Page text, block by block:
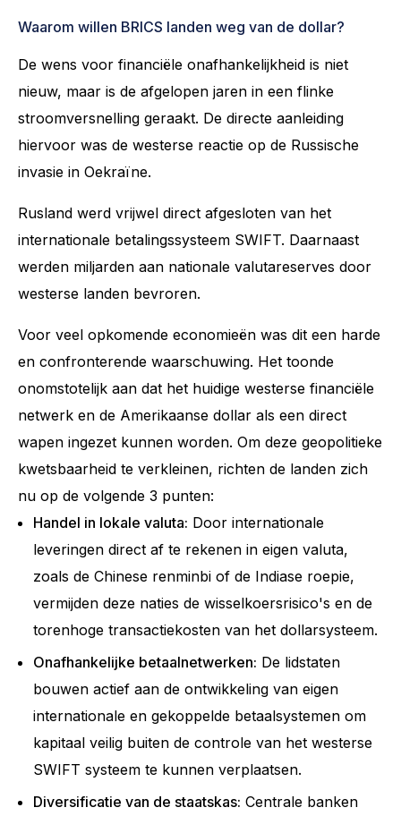
Waarom willen BRICS landen weg van de dollar?
De wens voor financiële onafhankelijkheid is niet
nieuw, maar is de afgelopen jaren in een flinke
stroomversnelling geraakt. De directe aanleiding
hiervoor was de westerse reactie op de Russische
invasie in Oekraïne.
Rusland werd vrijwel direct afgesloten van het
internationale betalingssysteem SWIFT. Daarnaast
werden miljarden aan nationale valutareserves door
westerse landen bevroren.
Voor veel opkomende economieën was dit een harde
en confronterende waarschuwing. Het toonde
onomstotelijk aan dat het huidige westerse financiële
netwerk en de Amerikaanse dollar als een direct
wapen ingezet kunnen worden. Om deze geopolitieke
kwetsbaarheid te verkleinen, richten de landen zich
nu op de volgende 3 punten:
Handel in lokale valuta: Door internationale
leveringen direct af te rekenen in eigen valuta,
zoals de Chinese renminbi of de Indiase roepie,
vermijden deze naties de wisselkoersrisico's en de
torenhoge transactiekosten van het dollarsysteem.
Onafhankelijke betaalnetwerken: De lidstaten
bouwen actief aan de ontwikkeling van eigen
internationale en gekoppelde betaalsystemen om
kapitaal veilig buiten de controle van het westerse
SWIFT systeem te kunnen verplaatsen.
Diversificatie van de staatskas: Centrale banken